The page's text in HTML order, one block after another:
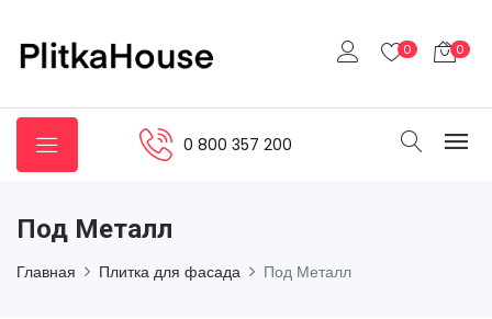
0 0
0 800 357 200
Под Металл
Главная Плитка для фасада Под Металл